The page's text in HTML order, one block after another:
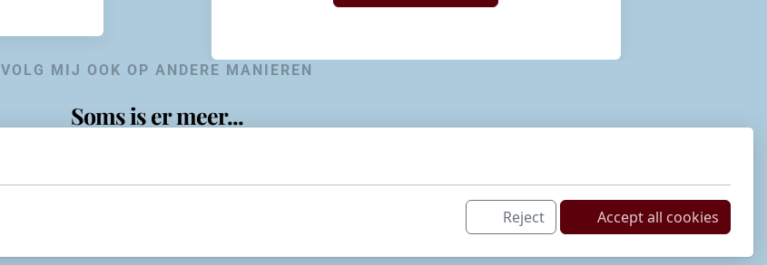
VOLG MIJ OOK OP ANDERE MANIEREN
Soms is er meer...
Reject Accept all cookies